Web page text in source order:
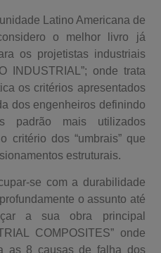
Latino Americana de
o melhor livro já
os projetistas industriais
INDUSTRIAL”; onde trata
os critérios apresentados
dos engenheiros definindo
padrão mais utilizados
critério dos “umbrais” que
estruturais.
se com a durabilidade
o assunto até
a sua obra principal
COMPOSITES” onde
as 8 causas de falha dos